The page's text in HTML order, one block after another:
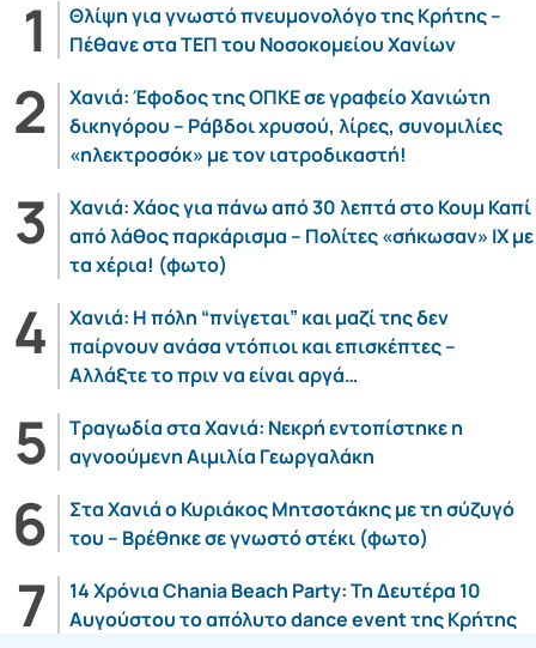
Θλίψη για γνωστό πνευμονολόγο της Κρήτης –
Πέθανε στα ΤΕΠ του Νοσοκομείου Χανίων
Χανιά: Έφοδος της ΟΠΚΕ σε γραφείο Χανιώτη
δικηγόρου – Ράβδοι χρυσού, λίρες, συνομιλίες
«ηλεκτροσόκ» με τον ιατροδικαστή!
Χανιά: Χάος για πάνω από 30 λεπτά στο Κουμ Καπί
από λάθος παρκάρισμα – Πολίτες «σήκωσαν» ΙΧ με
τα χέρια! (φωτο)
Χανιά: Η πόλη “πνίγεται” και μαζί της δεν
παίρνουν ανάσα ντόπιοι και επισκέπτες –
Αλλάξτε το πριν να είναι αργά…
Τραγωδία στα Χανιά: Νεκρή εντοπίστηκε η
αγνοούμενη Αιμιλία Γεωργαλάκη
Στα Χανιά ο Κυριάκος Μητσοτάκης με τη σύζυγό
του – Βρέθηκε σε γνωστό στέκι (φωτο)
14 Χρόνια Chania Beach Party: Τη Δευτέρα 10
Αυγούστου το απόλυτο dance event της Κρήτης